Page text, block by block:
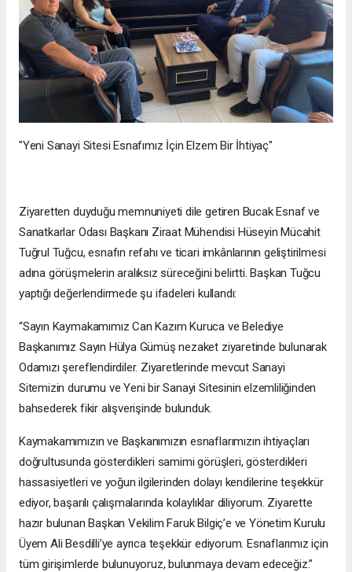
"Yeni Sanayi Sitesi Esnafımız İçin Elzem Bir İhtiyaç"
Ziyaretten duyduğu memnuniyeti dile getiren Bucak Esnaf ve
Sanatkarlar Odası Başkanı Ziraat Mühendisi Hüseyin Mücahit
Tuğrul Tuğcu, esnafın refahı ve ticari imkânlarının geliştirilmesi
adına görüşmelerin aralıksız süreceğini belirtti. Başkan Tuğcu
yaptığı değerlendirmede şu ifadeleri kullandı:
“Sayın Kaymakamımız Can Kazım Kuruca ve Belediye
Başkanımız Sayın Hülya Gümüş nezaket ziyaretinde bulunarak
Odamızı şereflendirdiler. Ziyaretlerinde mevcut Sanayi
Sitemizin durumu ve Yeni bir Sanayi Sitesinin elzemliliğinden
bahsederek fikir alışverişinde bulunduk.
Kaymakamımızın ve Başkanımızın esnaflarımızın ihtiyaçları
doğrultusunda gösterdikleri samimi görüşleri, gösterdikleri
hassasiyetleri ve yoğun ilgilerinden dolayı kendilerine teşekkür
ediyor, başarılı çalışmalarında kolaylıklar diliyorum. Ziyarette
hazır bulunan Başkan Vekilim Faruk Bilgiç’e ve Yönetim Kurulu
Üyem Ali Besdilli’ye ayrıca teşekkür ediyorum. Esnaflarımız için
tüm girişimlerde bulunuyoruz, bulunmaya devam edeceğiz.”